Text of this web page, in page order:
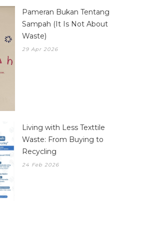
Pameran Bukan Tentang
Sampah (It Is Not About
Waste)
29 Apr 2026
Living with Less Texttile
Waste: From Buying to
Recycling
24 Feb 2026